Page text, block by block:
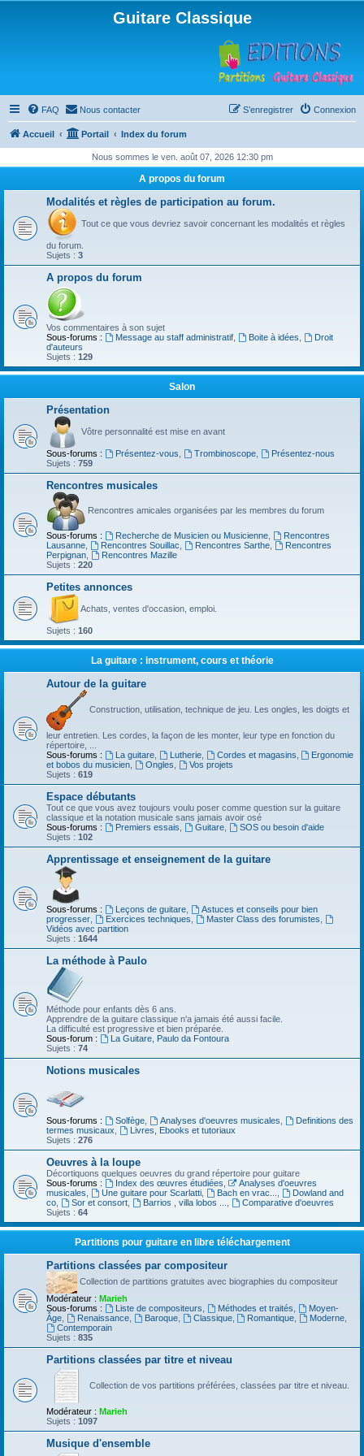
Guitare Classique
FAQ Nous contacter Connexion
S’enregistrer
Accueil Portail Index du forum
Nous sommes le ven. août 07, 2026 12:30 pm
A propos du forum
Modalités et règles de participation au forum.
Tout ce que vous devriez savoir concernant les modalités et règles
du forum.
Sujets : 3
A propos du forum
Vos commentaires à son sujet
Sous-forums :
Message au staff administratif, Boite à idées
Droit
d'auteurs
Sujets : 129
Salon
Présentation
Vôtre personnalité est mise en avant
Sous-forums : Présentez-vous Trombinoscope,
Présentez-nous
Sujets : 759
Rencontres musicales
Rencontres amicales organisées par les membres du forum
Sous-forums : Recherche de Musicien ou Musicienne,
Rencontres
Lausanne
Rencontres Souillac Rencontres Sarthe,
Rencontres
Perpignan
Rencontres Mazille
Sujets : 220
Petites annonces
Achats, ventes d'occasion, emploi.
Sujets : 160
La guitare : instrument, cours et théorie
Autour de la guitare
Construction, utilisation, technique de jeu. Les ongles, les doigts et
leur entretien. Les cordes, la façon de les monter, leur type en fonction du
répertoire, ...
Sous-forums :
La guitare, Lutherie, Cordes et magasins
Ergonomie
et bobos du musicien
Ongles
Vos projets
Sujets : 619
Espace débutants
Tout ce que vous avez toujours voulu poser comme question sur la guitare
classique et la notation musicale sans jamais avoir osé
Sous-forums :
Premiers essais Guitare,
SOS ou besoin d'aide
Sujets : 102
Apprentissage et enseignement de la guitare
Sous-forums : Leçons de guitare,
Astuces et conseils pour bien
progresser
Exercices techniques Master Class des forumistes
Vidéos avec partition
Sujets : 1644
La méthode à Paulo
Méthode pour enfants dès 6 ans.
Apprendre de la guitare classique n'a jamais été aussi facile.
La difficulté est progressive et bien préparée.
Sous-forum :
La Guitare, Paulo da Fontoura
Sujets : 74
Notions musicales
Sous-forums : Solfège, Analyses d'oeuvres musicales
Definitions des
termes musicaux
Livres, Ebooks et tutoriaux
Sujets : 276
Oeuvres à la loupe
Décortiquons quelques oeuvres du grand répertoire pour guitare
Sous-forums :
Index des œuvres étudiées
Analyses d'oeuvres
musicales
Une guitare pour Scarlatti, Bach en vrac...
Dowland and
co
Sor et consort, Barrios , villa lobos ...
Comparative d'oeuvres
Sujets : 64
Partitions pour guitare en libre téléchargement
Partitions classées par compositeur
Collection de partitions gratuites avec biographies du compositeur
Modérateur : Marieh
Sous-forums :
Liste de compositeurs Méthodes et traités
Moyen-
Âge
Renaissance, Baroque, Classique, Romantique Moderne
Contemporain
Sujets : 835
Partitions classées par titre et niveau
Collection de vos partitions préférées, classées par titre et niveau.
Modérateur : Marieh
Sujets : 1097
Musique d'ensemble